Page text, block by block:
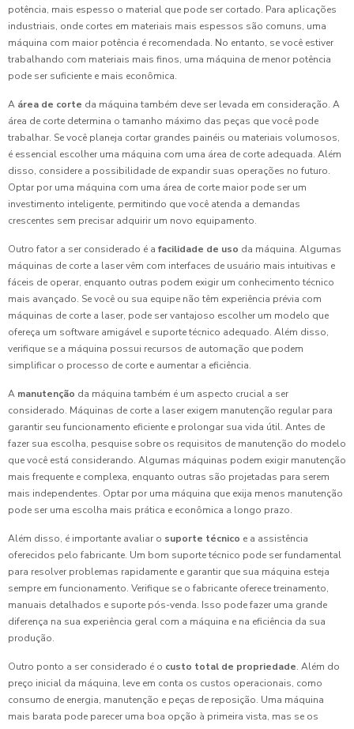
potência, mais espesso o material que pode ser cortado. Para aplicações
industriais, onde cortes em materiais mais espessos são comuns, uma
máquina com maior potência é recomendada. No entanto, se você estiver
trabalhando com materiais mais finos, uma máquina de menor potência
pode ser suficiente e mais econômica.
A área de corte da máquina também deve ser levada em consideração. A
área de corte determina o tamanho máximo das peças que você pode
trabalhar. Se você planeja cortar grandes painéis ou materiais volumosos,
é essencial escolher uma máquina com uma área de corte adequada. Além
disso, considere a possibilidade de expandir suas operações no futuro.
Optar por uma máquina com uma área de corte maior pode ser um
investimento inteligente, permitindo que você atenda a demandas
crescentes sem precisar adquirir um novo equipamento.
Outro fator a ser considerado é a facilidade de uso da máquina. Algumas
máquinas de corte a laser vêm com interfaces de usuário mais intuitivas e
fáceis de operar, enquanto outras podem exigir um conhecimento técnico
mais avançado. Se você ou sua equipe não têm experiência prévia com
máquinas de corte a laser, pode ser vantajoso escolher um modelo que
ofereça um software amigável e suporte técnico adequado. Além disso,
verifique se a máquina possui recursos de automação que podem
simplificar o processo de corte e aumentar a eficiência.
A manutenção da máquina também é um aspecto crucial a ser
considerado. Máquinas de corte a laser exigem manutenção regular para
garantir seu funcionamento eficiente e prolongar sua vida útil. Antes de
fazer sua escolha, pesquise sobre os requisitos de manutenção do modelo
que você está considerando. Algumas máquinas podem exigir manutenção
mais frequente e complexa, enquanto outras são projetadas para serem
mais independentes. Optar por uma máquina que exija menos manutenção
pode ser uma escolha mais prática e econômica a longo prazo.
Além disso, é importante avaliar o suporte técnico e a assistência
oferecidos pelo fabricante. Um bom suporte técnico pode ser fundamental
para resolver problemas rapidamente e garantir que sua máquina esteja
sempre em funcionamento. Verifique se o fabricante oferece treinamento,
manuais detalhados e suporte pós-venda. Isso pode fazer uma grande
diferença na sua experiência geral com a máquina e na eficiência da sua
produção.
Outro ponto a ser considerado é o custo total de propriedade. Além do
preço inicial da máquina, leve em conta os custos operacionais, como
consumo de energia, manutenção e peças de reposição. Uma máquina
mais barata pode parecer uma boa opção à primeira vista, mas se os